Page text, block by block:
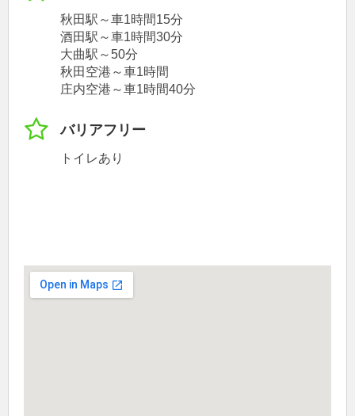
秋田駅～車1時間15分
酒田駅～車1時間30分
大曲駅～50分
秋田空港～車1時間
庄内空港～車1時間40分
バリアフリー
トイレあり